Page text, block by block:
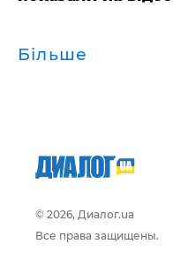
Більше
© 2026, Диалог.ua
Все права защищены.